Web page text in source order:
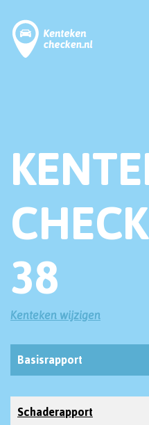
38
Kenteken wijzigen
Basisrapport
Schaderapport